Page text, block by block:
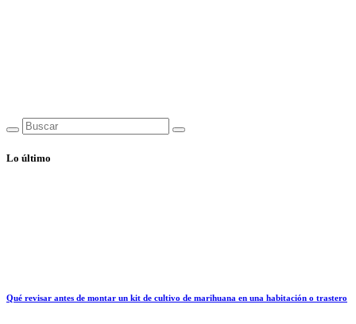
Lo último
Qué revisar antes de montar un kit de cultivo de marihuana en una habitación o trastero